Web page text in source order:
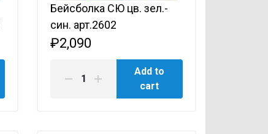
Бейсболка СЮ цв. зел.-
син. арт.2602
₽2,090
Add to
cart